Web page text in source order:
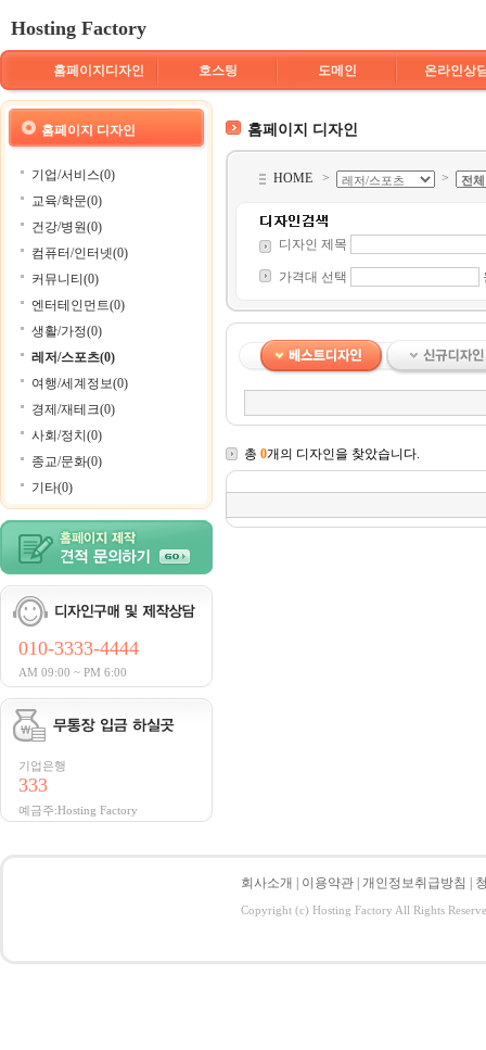
Hosting Factory
홈페이지디자인 호스팅 도메인 온라인상
홈페이지 디자인
기업/서비스(0)
교육/학문(0)
건강/병원(0)
컴퓨터/인터넷(0)
커뮤니티(0)
엔터테인먼트(0)
생활/가정(0)
레저/스포츠(0)
여행/세계정보(0)
경제/재테크(0)
사회/정치(0)
종교/문화(0)
기타(0)
010-3333-4444
AM 09:00 ~ PM 6:00
기업은행
333
예금주:Hosting Factory
홈페이지 디자인
HOME > >
디자인 제목
가격대 선택
총 0개의 디자인을 찾았습니다.
회사소개 이용약관 개인정보취급방침
Copyright (c) Hosting Factory All Rights